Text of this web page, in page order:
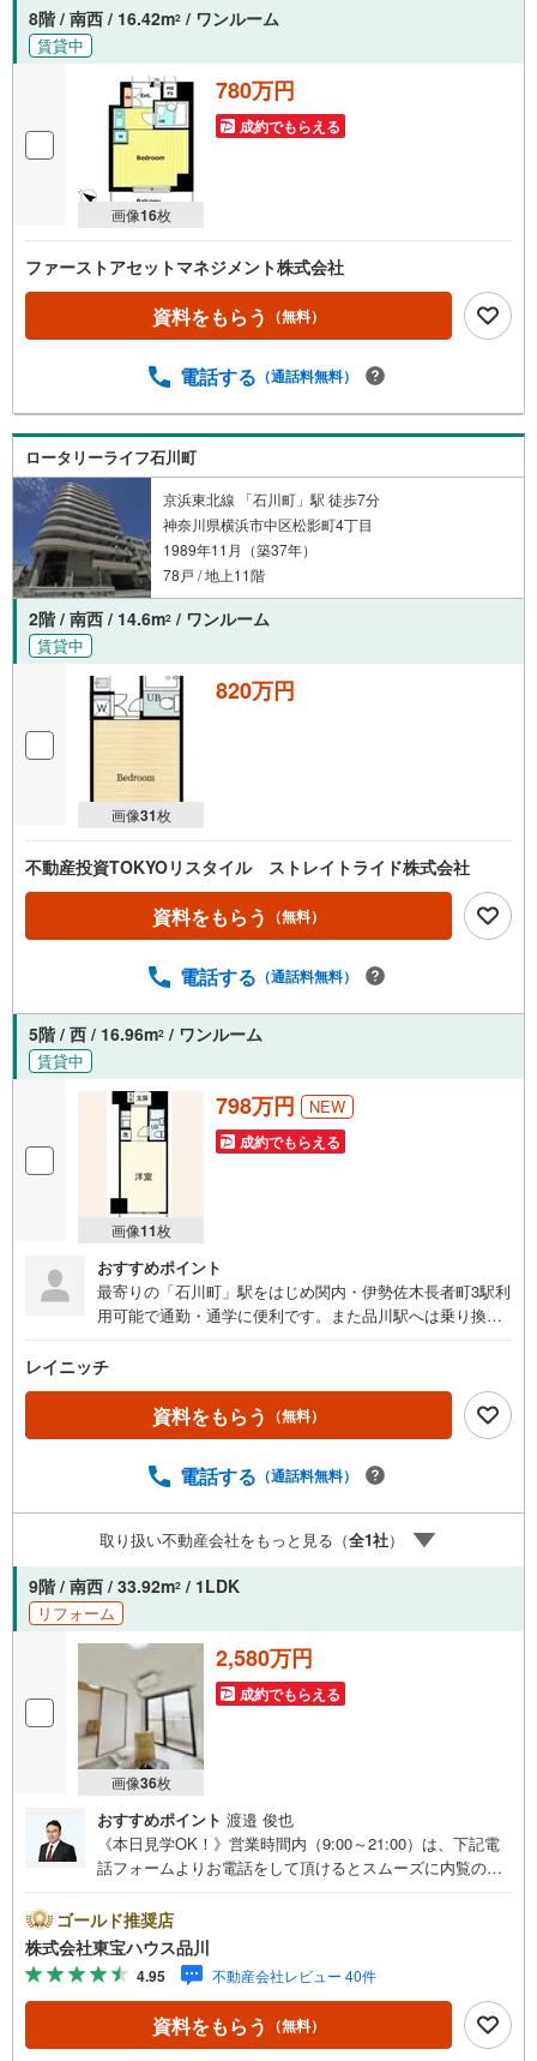
スライトは出金と譲渡はできません。ご案内・詳細な資料
のご請求はお気軽にどうぞ♪お電話でのお問い合わせも常
8階 / 南西 / 16.42m2 / ワンルーム
賃貸中
画像16枚
780万円
成約でもらえる
ファーストアセットマネジメント株式会社
資料をもらう （無料）
電話する （通話料無料）
ロータリーライフ石川町
京浜東北線 「石川町」駅 徒歩7分
神奈川県横浜市中区松影町4丁目
1989年11月（築37年）
78戸 / 地上11階
2階 / 南西 / 14.6m2 / ワンルーム
賃貸中
画像31枚
820万円
不動産投資TOKYOリスタイル ストレイトライド株式会社
資料をもらう （無料）
電話する （通話料無料）
5階 / 西 / 16.96m2 / ワンルーム
賃貸中
画像11枚
798万円 NEW
成約でもらえる
おすすめポイント
最寄りの「石川町」駅をはじめ関内・伊勢佐木長者町3駅利
用可能で通勤・通学に便利です。また品川駅へは乗り換え
「横浜都心」に指定されていて駅からは横浜中華街や元
町、横浜スタジアムや山下公園へのアクセス拠点としても
知られています。山手地区もあり多くの観光客が訪れてい
て休日の散歩コースにもよいです。
レイニッチ
資料をもらう （無料）
電話する （通話料無料）
取り扱い不動産会社をもっと見る（全1社）
9階 / 南西 / 33.92m2 / 1LDK
リフォーム
画像36枚
2,580万円
成約でもらえる
おすすめポイント 渡邉 俊也
《本日見学OK！》営業時間内（9:00～21:00）は、下記電
話フォームよりお電話をして頂けるとスムーズに内覧のご
hoo！ 不動産キャンペーン対象店舗】当店で物件を成約す
るとPayPayボーナスライトがもらえる「Yahoo！ 不動産
物件ご成約キャンペーン」の対象になります。「資料をも
らう」「見学予約をする」ボタンからお問い合わせくださ
い。※必ずYahoo！ JAPAN IDでログインしてください。※P
ayPayボーナスライトは出金と譲渡はできません。ご案
ゴールド推奨店
株式会社東宝ハウス品川
4.95 不動産会社レビュー 40件
資料をもらう （無料）